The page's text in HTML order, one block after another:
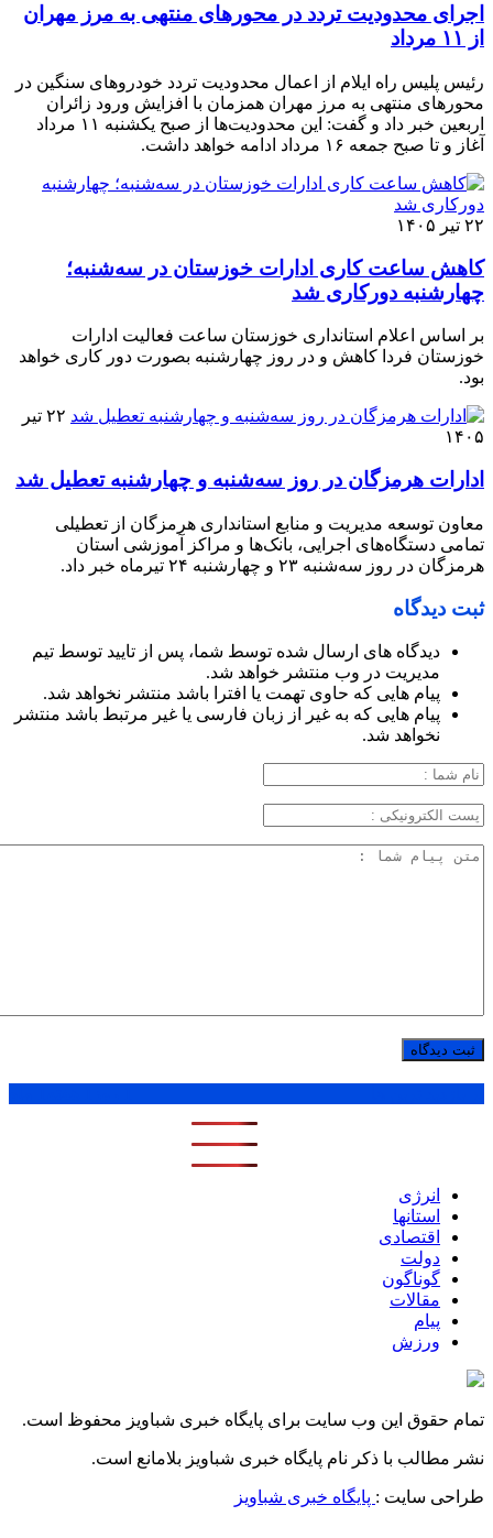
اجرای محدودیت تردد در محورهای منتهی به مرز مهران
از ۱۱ مرداد
رئیس پلیس راه ایلام از اعمال محدودیت تردد خودروهای سنگین در
محورهای منتهی به مرز مهران همزمان با افزایش ورود زائران
اربعین خبر داد و گفت: این محدودیت‌ها از صبح یکشنبه ۱۱ مرداد
آغاز و تا صبح جمعه ۱۶ مرداد ادامه خواهد داشت.
۲۲ تیر ۱۴۰۵
کاهش ساعت کاری ادارات خوزستان در سه‌شنبه؛
چهارشنبه دورکاری شد
بر اساس اعلام استانداری خوزستان ساعت فعالیت ادارات
خوزستان فردا کاهش و در روز چهارشنبه بصورت دور کاری خواهد
بود.
۲۲ تیر
۱۴۰۵
ادارات هرمزگان در روز سه‌شنبه و چهارشنبه تعطیل شد
معاون توسعه مدیریت و منابع استانداری هرمزگان از تعطیلی
تمامی دستگاه‌های اجرایی، بانک‌ها و مراکز آموزشی استان
هرمزگان در روز سه‌شنبه ۲۳ و چهارشنبه ۲۴ تیرماه خبر داد.
ثبت دیدگاه
دیدگاه های ارسال شده توسط شما، پس از تایید توسط تیم
مدیریت در وب منتشر خواهد شد.
پیام هایی که حاوی تهمت یا افترا باشد منتشر نخواهد شد.
پیام هایی که به غیر از زبان فارسی یا غیر مرتبط باشد منتشر
نخواهد شد.
انرژی
استانها
اقتصادی
دولت
گوناگون
مقالات
پیام
ورزش
تمام حقوق این وب سایت برای پایگاه خبری شباویز محفوظ است.
نشر مطالب با ذکر نام پایگاه خبری شباویز بلامانع است.
طراحی سایت : پایگاه خبری شباویز